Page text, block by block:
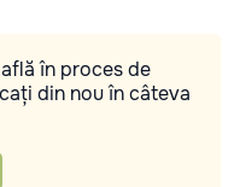
în proces de
din nou în câteva